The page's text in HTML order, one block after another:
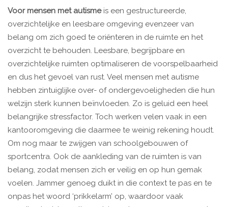
Voor mensen met autisme is een gestructureerde,
overzichtelijke en leesbare omgeving evenzeer van
belang om zich goed te oriënteren in de ruimte en het
overzicht te behouden. Leesbare, begrijpbare en
overzichtelijke ruimten optimaliseren de voorspelbaarheid
en dus het gevoel van rust. Veel mensen met autisme
hebben zintuiglijke over- of ondergevoeligheden die hun
welzijn sterk kunnen beïnvloeden. Zo is geluid een heel
belangrijke stressfactor. Toch werken velen vaak in een
kantooromgeving die daarmee te weinig rekening houdt.
Om nog maar te zwijgen van schoolgebouwen of
sportcentra. Ook de aankleding van de ruimten is van
belang, zodat mensen zich er veilig en op hun gemak
voelen. Jammer genoeg duikt in die context te pas en te
onpas het woord ‘prikkelarm’ op, waardoor vaak